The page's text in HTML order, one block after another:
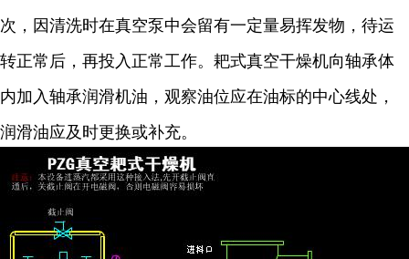
次，因清洗时在真空泵中会留有一定量易挥发物，待运
转正常后，再投入正常工作。耙式真空干燥机向轴承体
内加入轴承润滑机油，观察油位应在油标的中心线处，
润滑油应及时更换或补充。